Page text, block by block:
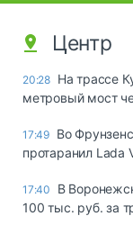
Центр
20:28 На трассе
метровый мост
17:49 Во
протаранил Lada
17:40
В
100 тыс. руб. за